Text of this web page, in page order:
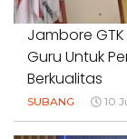
Jambore
Guru Untuk
Berkualitas
SUBANG 10